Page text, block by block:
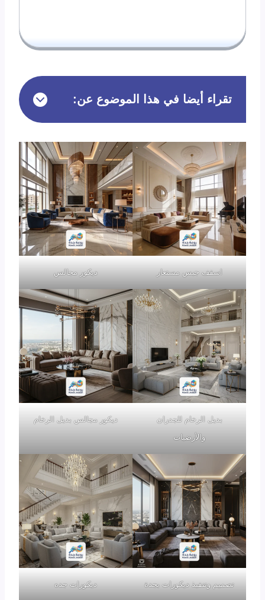
تقراء أيضا في هذا الموضوع عن:
اسقف جبس مستعار ديكور مجالس
بديل الرخام للجدران
والأرضيات
ديكور مجالس بديل الرخام
تصميم وتنفيذ ديكورات بجدة ديكورات جده